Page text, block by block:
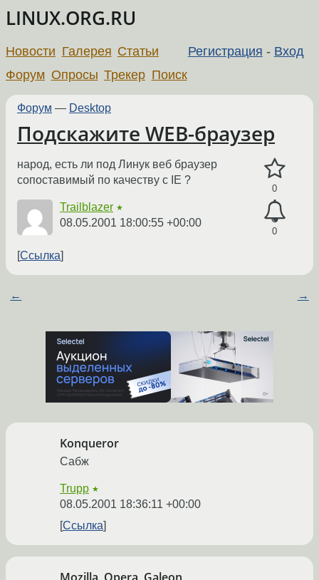
LINUX.ORG.RU
Регистрация - Вход
Новости Галерея Статьи
Форум Опросы Трекер Поиск
Форум — Desktop
Подскажите WEB-браузер
0
0
народ, есть ли под Линук веб браузер
сопоставимый по качеству с IE ?
Trailblazer ★
08.05.2001 18:00:55 +00:00
Ссылка
← →
Konqueror
Сабж
Trupp ★
08.05.2001 18:36:11 +00:00
Ссылка